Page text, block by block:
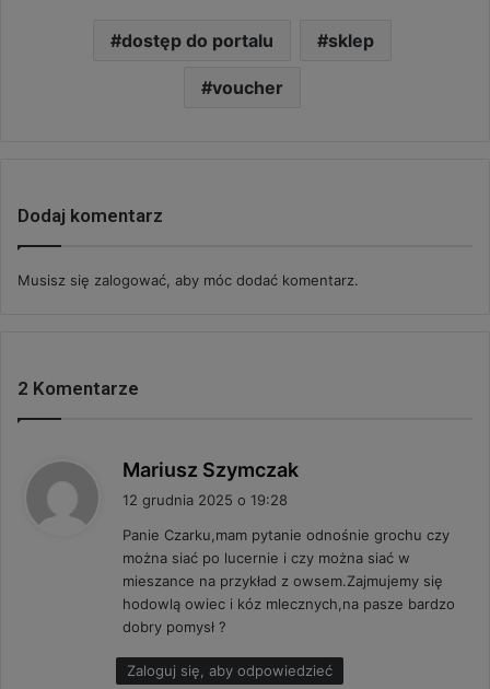
dostęp do portalu sklep
voucher
Dodaj komentarz
Musisz się zalogować, aby móc dodać komentarz.
2 Komentarze
Mariusz Szymczak
z
e
:
12 grudnia 2025 o 19:28
Panie Czarku,mam pytanie odnośnie grochu czy
można siać po lucernie i czy można siać w
mieszance na przykład z owsem.Zajmujemy się
hodowlą owiec i kóz mlecznych,na pasze bardzo
dobry pomysł ?
Zaloguj się, aby odpowiedzieć